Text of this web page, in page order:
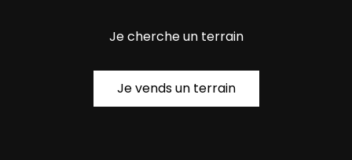
Je cherche un terrain
Je vends un terrain